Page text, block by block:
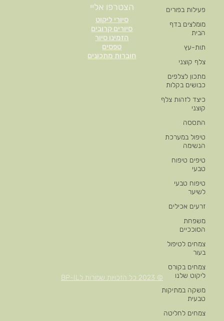
פעילות בפורים
מומלצים בדף
הבית
תות-עץ
צלף קוצני
מתכון לצלפים
כבושים בקלות
כיצד לזהות צלף
קוצני
התססה
טיפול במערכת
הנשימה
טיפים טיפוח
טבעי
טיפוח טבעי
לשיער
זרעים אכילים
משפחת
הסוככיים
צמחים לטיפול
בעור
צמחים בקורס
ליקוט שלנו
משקה במתיקות
טבעית
צמחים לחליטה
סיורי ליקוט
סיורים קרובים
הזמינו סיור
טפסים
חוברות מתכונים
הצטרפו אליי
© 2023 כל הזכויות שמורות לBP-IL